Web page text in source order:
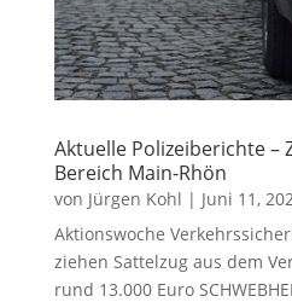
Aktuelle Polizeiberichte –
Bereich Main-Rhön
von Jürgen Kohl | Juni 11,
Aktionswoche
ziehen Sattelzug aus dem
rund 13.000 Euro